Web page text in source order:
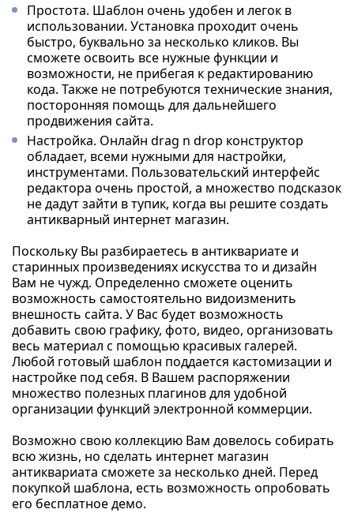
Простота. Шаблон очень удобен и легок в
использовании. Установка проходит очень
быстро, буквально за несколько кликов. Вы
сможете освоить все нужные функции и
возможности, не прибегая к редактированию
кода. Также не потребуются технические знания,
посторонняя помощь для дальнейшего
продвижения сайта.
Настройка. Онлайн drag n drop конструктор
обладает, всеми нужными для настройки,
инструментами. Пользовательский интерфейс
редактора очень простой, а множество подсказок
не дадут зайти в тупик, когда вы решите создать
антикварный интернет магазин.
Поскольку Вы разбираетесь в антиквариате и
старинных произведениях искусства то и дизайн
Вам не чужд. Определенно сможете оценить
возможность самостоятельно видоизменить
внешность сайта. У Вас будет возможность
добавить свою графику, фото, видео, организовать
весь материал с помощью красивых галерей.
Любой готовый шаблон поддается кастомизации и
настройке под себя. В Вашем распоряжении
множество полезных плагинов для удобной
организации функций электронной коммерции.
Возможно свою коллекцию Вам довелось собирать
всю жизнь, но сделать интернет магазин
антиквариата сможете за несколько дней. Перед
покупкой шаблона, есть возможность опробовать
его бесплатное демо.